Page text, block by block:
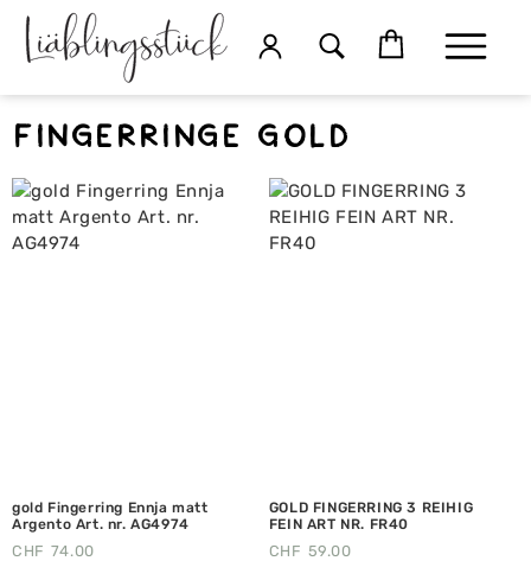
Fingerringe gold
gold Fingerring Ennja matt
Argento Art. nr. AG4974
CHF 74.00
GOLD FINGERRING 3 REIHIG
FEIN ART NR. FR40
CHF 59.00